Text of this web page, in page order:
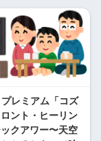
レミアム「コズ
ント・ヒーリン
クアワー〜天空